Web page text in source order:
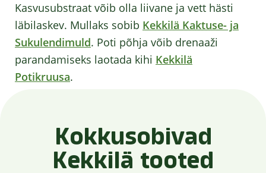
Kasvusubstraat võib olla liivane ja vett hästi
läbilaskev. Mullaks sobib Kekkilä Kaktuse- ja
Sukulendimuld. Poti põhja võib drenaaži
parandamiseks laotada kihi Kekkilä
Potikruusa.
Kokkusobivad
Kekkilä tooted